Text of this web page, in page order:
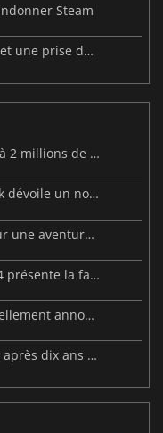
Steam
Des cartes de logiciels malveillants et une prise de contrôle de Discord ont touché Meccha Chameleon
Resident Evil: Veronica dépasse déjà 2 millions de wishlists
Beast of Reincarnation : Game Freak dévoile un nouveau pari
Big Walk est disponible : partez pour une aventure entre amis
Warhammer 40 000 : Dawn of War 4 présente la faction des Nécrons
Le DLC Nioh 3 : Hell Rising est officiellement annoncé
Forsaken Realms : Vahrin's Call sort après dix ans de développement